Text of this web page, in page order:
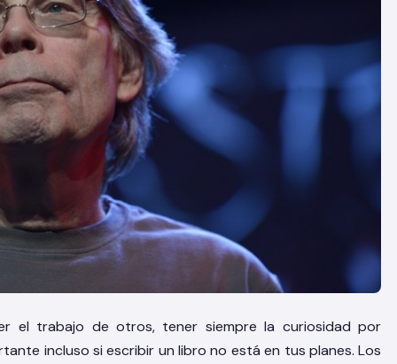
el trabajo de otros, tener siempre la curiosidad por
incluso si escribir un libro no está en tus planes. Los